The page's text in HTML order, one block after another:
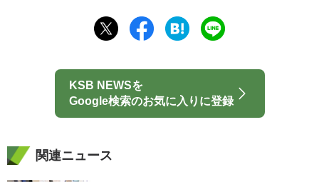
KSB NEWSを
Google検索のお気に入りに登録
関連ニュース